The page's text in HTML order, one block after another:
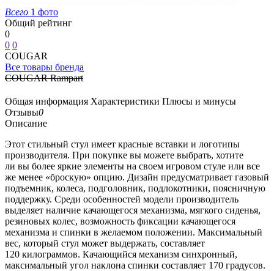
Всего 1 фото
Общий рейтинг
0
0 0
COUGAR
Все товары бренда
COUGAR Rampart
Общая информация Характеристики Плюсы и минусы
Отзывы0
Описание
Этот стильный стул имеет красные вставки и логотипы
производителя. При покупке вы можете выбрать, хотите
ли вы более яркие элементы на своем игровом стуле или все
же менее «броскую» опцию. Дизайн предусматривает газовый
подъемник, колеса, подголовник, подлокотники, поясничную
поддержку. Среди особенностей модели производитель
выделяет наличие качающегося механизма, мягкого сиденья,
резиновых колес, возможность фиксации качающегося
механизма и спинки в желаемом положении. Максимальный
вес, который стул может выдержать, составляет
120 килограммов. Качающийся механизм синхронный,
максимальный угол наклона спинки составляет 170 градусов.